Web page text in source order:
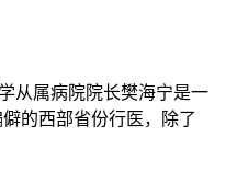
从属病院院长樊海宁是一
的西部省份行医，除了